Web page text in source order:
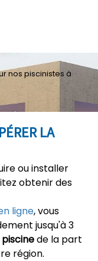
LA
ou installer
obtenir des
ligne, vous
jusqu'à 3
de la part
région.
nos piscinistes à